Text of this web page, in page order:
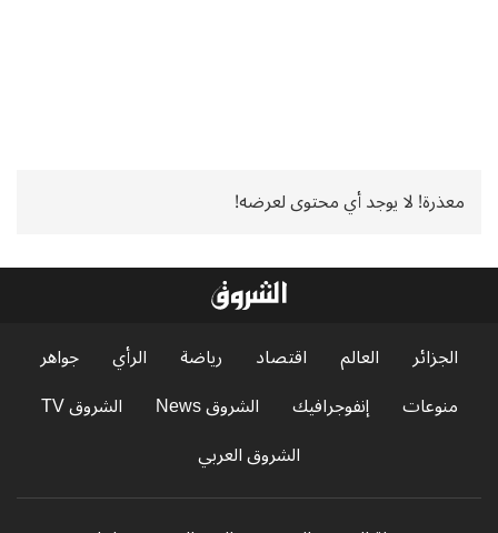
معذرة! لا يوجد أي محتوى لعرضه!
الجزائر العالم اقتصاد رياضة الرأي
جواهر
منوعات
إنفوجرافيك الشروق News
الشروق TV
الشروق العربي